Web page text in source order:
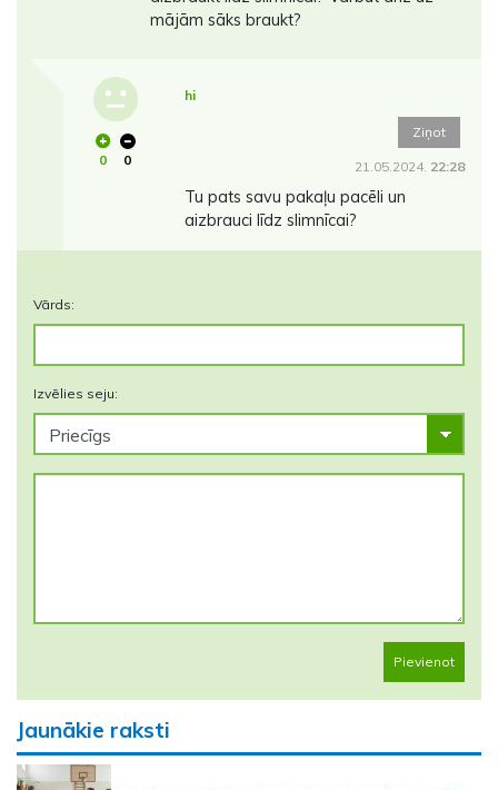
mājām sāks braukt?
0 0
hi
Ziņot
21.05.2024. 22:28
Tu pats savu pakaļu pacēli un
aizbrauci līdz slimnīcai?
Vārds:
Izvēlies seju:
Pievienot
Jaunākie raksti